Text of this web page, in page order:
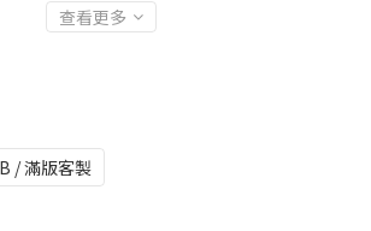
查看更多
B / 滿版客製